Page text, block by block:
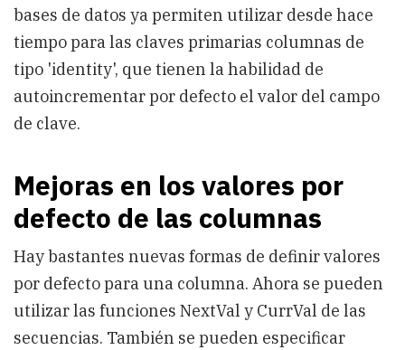
bases de datos ya permiten utilizar desde hace
tiempo para las claves primarias columnas de
tipo 'identity', que tienen la habilidad de
autoincrementar por defecto el valor del campo
de clave.
Mejoras en los valores por
defecto de las columnas
Hay bastantes nuevas formas de definir valores
por defecto para una columna. Ahora se pueden
utilizar las funciones NextVal y CurrVal de las
secuencias. También se pueden especificar